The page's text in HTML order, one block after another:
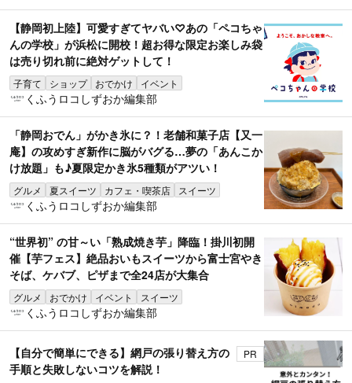
【静岡初上陸】可愛すぎてヤバい♡あの「ペコちゃ
んの学校」が浜松に開校！超お得な限定お楽しみ袋
は売り切れ前に絶対ゲットして！
子育て ショップ おでかけ イベント
くふうロコしずおか編集部
「静岡おでん」がかき氷に？！老舗和菓子店【又一
庵】の攻めすぎ新作に脳がバグる…夢の「あんこか
け放題」も♪夏限定かき氷5種類がアツい！
グルメ 夏スイーツ カフェ・喫茶店 スイーツ
くふうロコしずおか編集部
“世界初” の甘～い「熟成焼き芋」降臨！掛川初開
催【芋フェス】絶品おいもスイーツから富士宮やき
そば、ケバブ、ピザまで全24店が大集合
グルメ おでかけ イベント スイーツ
くふうロコしずおか編集部
【自分で簡単にできる】網戸の張り替え方の
手順と失敗しないコツを解説！
PR